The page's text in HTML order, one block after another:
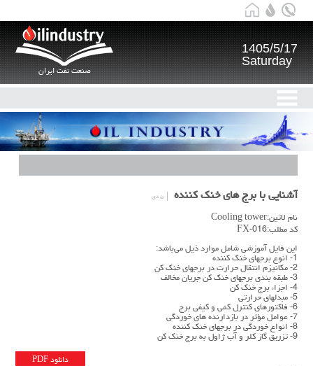
صنعت نفت ایران
1405/5/17
Saturday
آشنایی با برج های خنک کننده ۵ دی
نام لاتین:Cooling tower
کد مطلب:FX-016
این فایل آموزشی شامل موارد ذیل می‌باشد:
1- انوع برجهاي خنك كننده
2- مكانيزم انتقال حرارت در برجهاي خنك كن
3- طبقه بندي برجهاي خنك كن جريان مخالف
4- اجزاء برج خنك كن
5- مبدلهاي حرارتي
6- فاكتورهاي كنترل كمي و کيفی برج
7- عوامل مؤثر در بازدارنده هاي خوردگي
8- انواع خوردگي در برجهاي خنك كننده
9- تزريق گاز كلر و آب ژاول به برج خنك كن
دانلود PDF